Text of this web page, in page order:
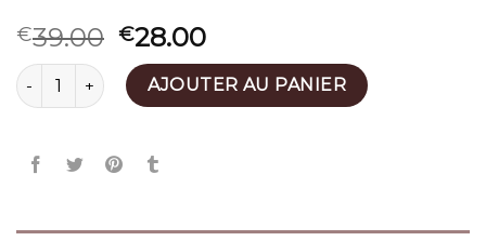
€39.00 €28.00
quantité de grand sac a mainAJOUTER AU PANIER